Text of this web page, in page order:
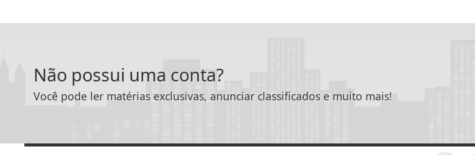
Não possui uma conta?
Você pode ler matérias exclusivas, anunciar classificados e muito mais!